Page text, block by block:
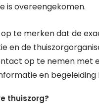
is overeengekomen.
te merken dat de
en de
op te nemen met
en
thuiszorg?